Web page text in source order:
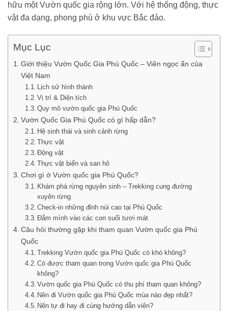
hữu một Vườn quốc gia rộng lớn. Với hệ thống động, thực
vật đa dạng, phong phú ở khu vực Bắc đảo.
Mục Lục
Giới thiệu Vườn Quốc Gia Phú Quốc – Viên ngọc ẩn của
Việt Nam
Lịch sử hình thành
Vị trí & Diện tích
Quy mô vườn quốc gia Phú Quốc
Vườn Quốc Gia Phú Quốc có gì hấp dẫn?
Hệ sinh thái và sinh cảnh rừng
Thực vật
Động vật
Thực vật biển và san hô
Chơi gì ở Vườn quốc gia Phú Quốc?
Khám phá rừng nguyên sinh – Trekking cung đường
xuyên rừng
Check-in những đỉnh núi cao tại Phú Quốc
Đắm mình vào các con suối tươi mát
Câu hỏi thường gặp khi tham quan Vườn quốc gia Phú
Quốc
Trekking Vườn quốc gia Phú Quốc có khó không?
Có được tham quan trong Vườn quốc gia Phú Quốc
không?
Vườn quốc gia Phú Quốc có thu phí tham quan không?
Nên đi Vườn quốc gia Phú Quốc mùa nào đẹp nhất?
Nên tự đi hay đi cùng hướng dẫn viên?